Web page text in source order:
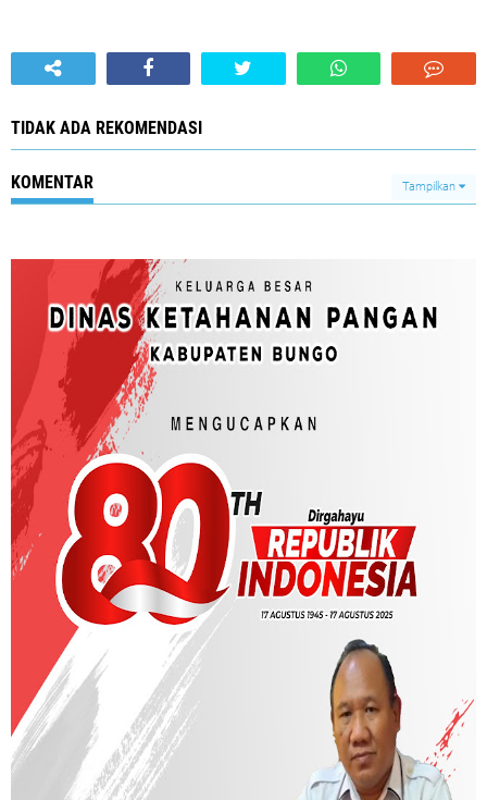
TIDAK ADA REKOMENDASI
KOMENTAR Tampilkan